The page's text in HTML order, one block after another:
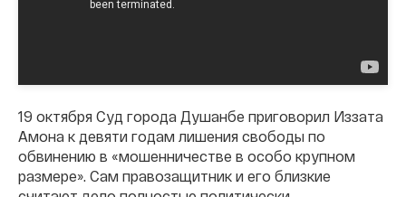
19 октября Суд города Душанбе приговорил Иззата
Амона к девяти годам лишения свободы по
обвинению в «мошенничестве в особо крупном
размере». Сам правозащитник и его близкие